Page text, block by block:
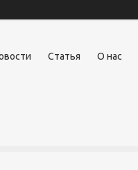
Статья О нас